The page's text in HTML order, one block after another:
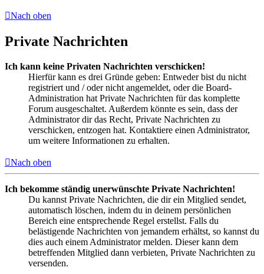
Nach oben
Private Nachrichten
Ich kann keine Privaten Nachrichten verschicken!
Hierfür kann es drei Gründe geben: Entweder bist du nicht
registriert und / oder nicht angemeldet, oder die Board-
Administration hat Private Nachrichten für das komplette
Forum ausgeschaltet. Außerdem könnte es sein, dass der
Administrator dir das Recht, Private Nachrichten zu
verschicken, entzogen hat. Kontaktiere einen Administrator,
um weitere Informationen zu erhalten.
Nach oben
Ich bekomme ständig unerwünschte Private Nachrichten!
Du kannst Private Nachrichten, die dir ein Mitglied sendet,
automatisch löschen, indem du in deinem persönlichen
Bereich eine entsprechende Regel erstellst. Falls du
belästigende Nachrichten von jemandem erhältst, so kannst du
dies auch einem Administrator melden. Dieser kann dem
betreffenden Mitglied dann verbieten, Private Nachrichten zu
versenden.